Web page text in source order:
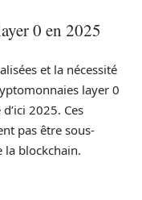
0 en 2025
et la nécessité
layer 0
2025. Ces
pas être sous-
la blockchain.